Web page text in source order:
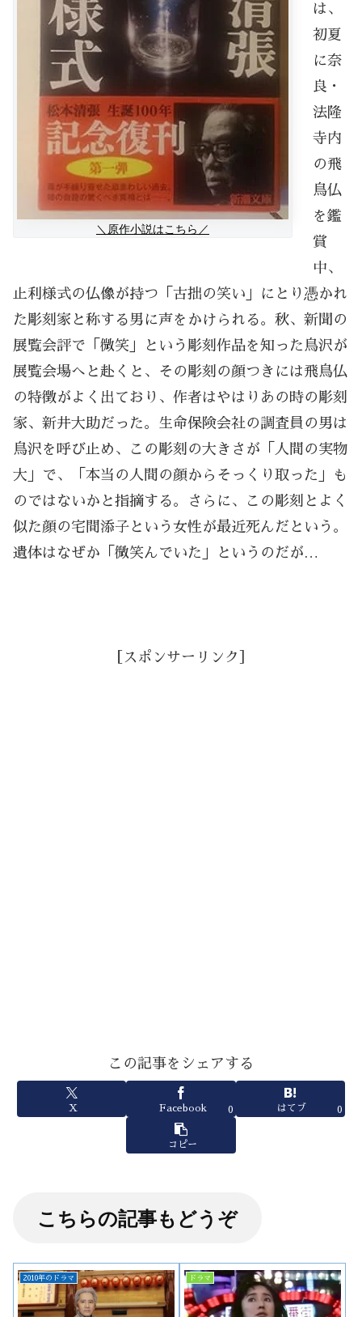
＼原作小説はこちら／
は、
初夏
に奈
良・
法隆
寺内
の飛
鳥仏
を鑑
賞
中、
止利様式の仏像が持つ「古拙の笑い」にとり憑かれ
た彫刻家と称する男に声をかけられる。秋、新聞の
展覧会評で「微笑」という彫刻作品を知った鳥沢が
展覧会場へと赴くと、その彫刻の顔つきには飛鳥仏
の特徴がよく出ており、作者はやはりあの時の彫刻
家、新井大助だった。生命保険会社の調査員の男は
鳥沢を呼び止め、この彫刻の大きさが「人間の実物
大」で、「本当の人間の顔からそっくり取った」も
のではないかと指摘する。さらに、この彫刻とよく
似た顔の宅間添子という女性が最近死んだという。
遺体はなぜか「微笑んでいた」というのだが…
［スポンサーリンク］
この記事をシェアする
X Facebook 0 はてブ 0
コピー
こちらの記事もどうぞ
2010年のドラマ ドラマ